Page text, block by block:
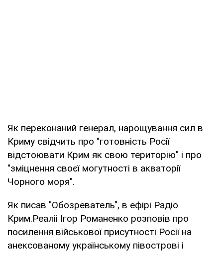
Як переконаний генерал, нарощування сил в
Криму свідчить про "готовність Росії
відстоювати Крим як свою територію" і про
"зміцнення своєї могутності в акваторії
Чорного моря".
Як писав "Обозреватель", в ефірі Радіо
Крим.Реаліі Ігор Романенко розповів про
посилення військової присутності Росії на
анексованому українському півострові і